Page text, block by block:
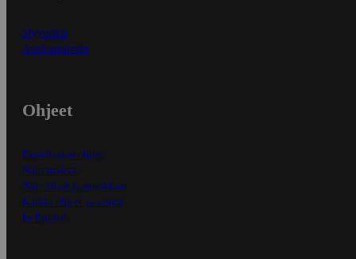
Myymälät
Asiakaspalvelu
Ohjeet
Ensitilaajan ohjeet
Näin maksat
Näin tilaat ja muokkaat
Kaikki ohjeet ja vinkit
In English